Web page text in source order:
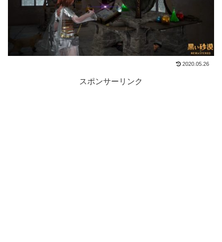
2020.05.26
スポンサーリンク